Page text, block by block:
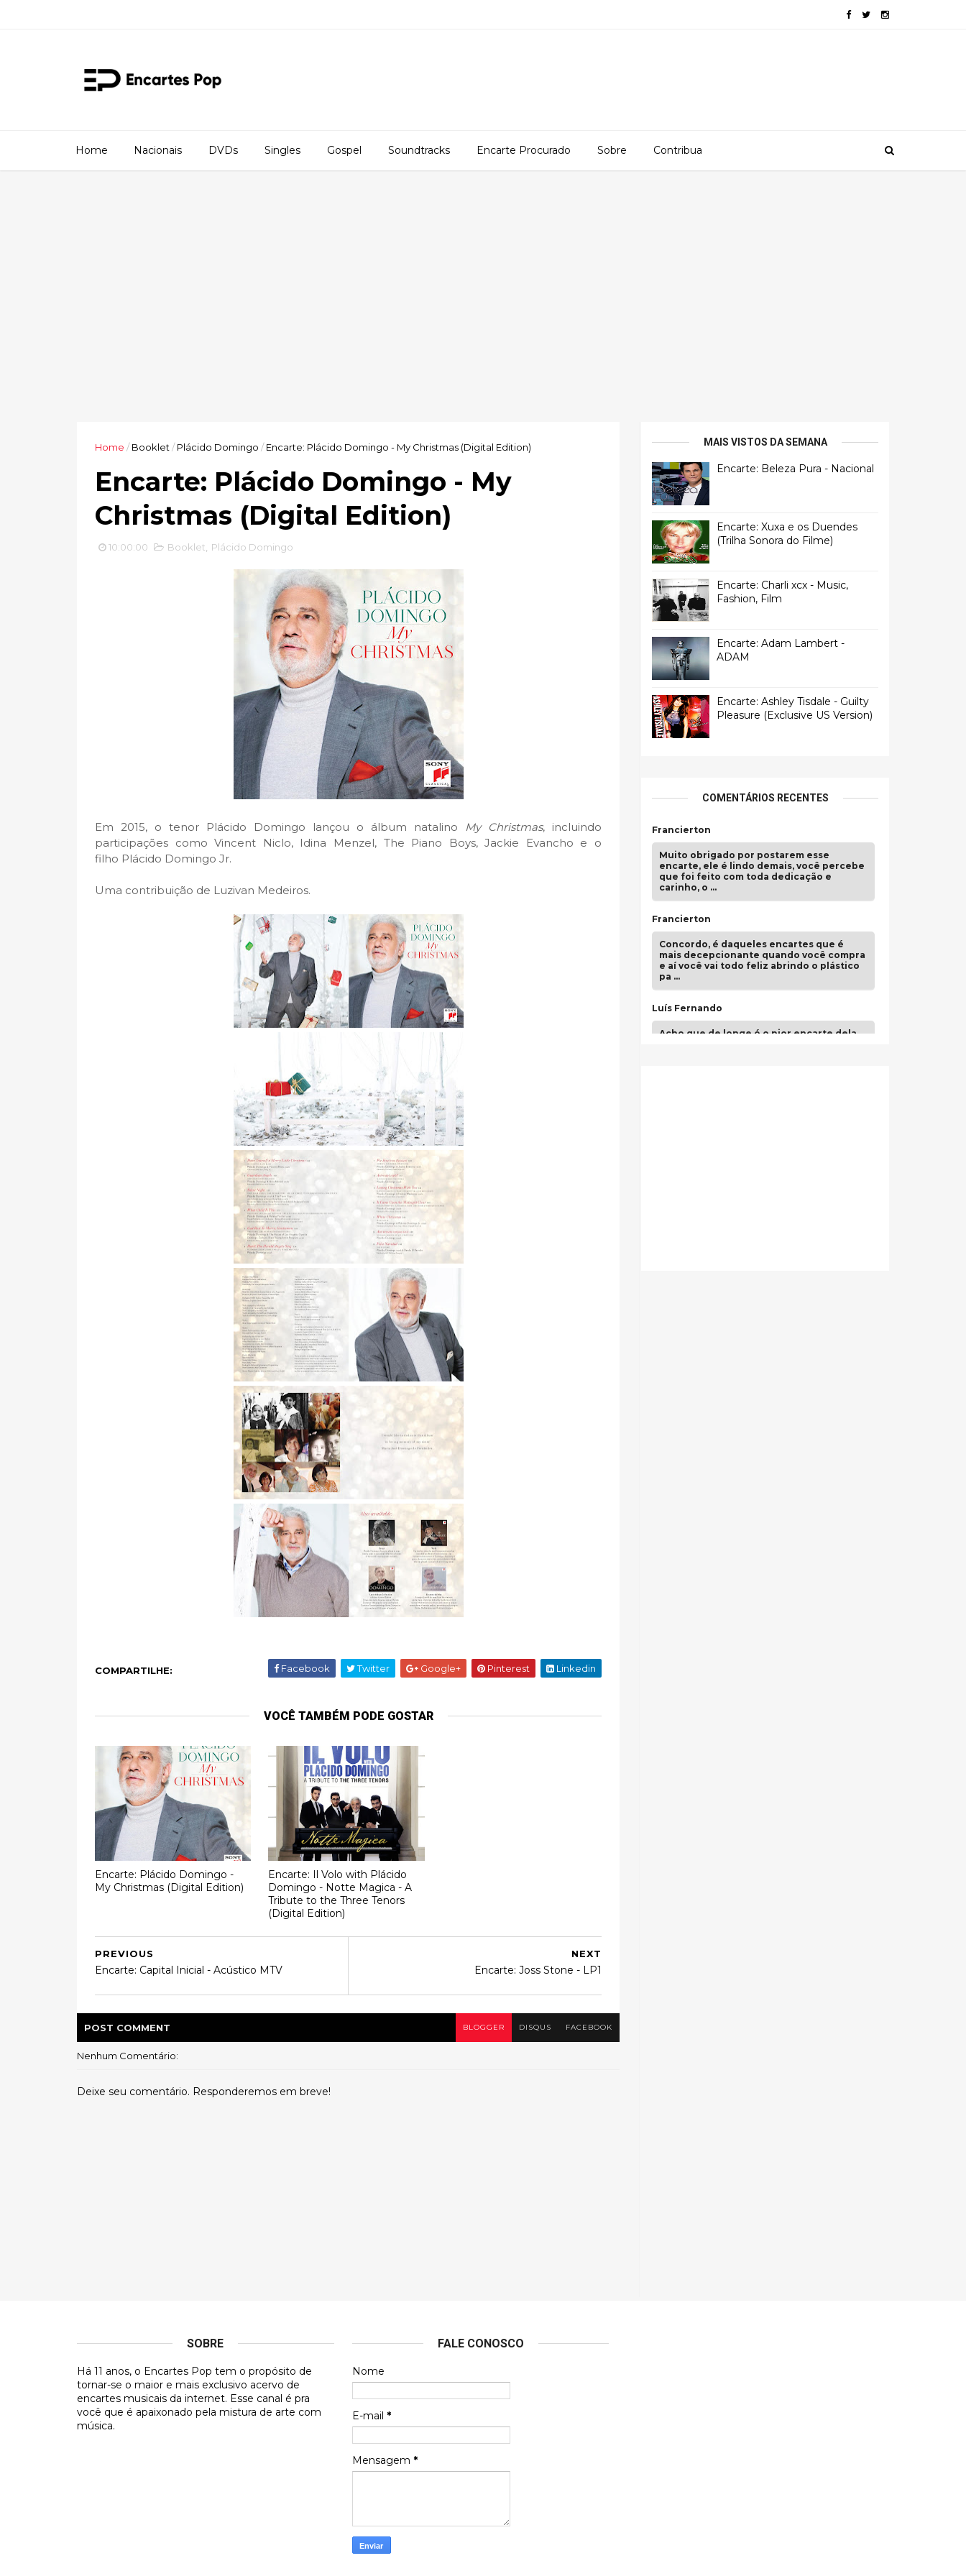
Home Nacionais DVDs Singles Gospel Soundtracks Encarte Procurado Sobre Contribua
Home / Booklet / Plácido Domingo / Encarte: Plácido Domingo - My Christmas (Digital Edition)
Encarte: Plácido Domingo - My
Christmas (Digital Edition)
10:00:00 Booklet Plácido Domingo
Em 2015, o tenor Plácido Domingo lançou o álbum natalino My Christmas, incluindo
participações como Vincent Niclo, Idina Menzel, The Piano Boys, Jackie Evancho e o
filho Plácido Domingo Jr.
Uma contribuição de Luzivan Medeiros.
COMPARTILHE: Facebook Twitter Google+ Pinterest Linkedin
VOCÊ TAMBÉM PODE GOSTAR
Encarte: Plácido Domingo -
My Christmas (Digital Edition)
Encarte: Il Volo with Plácido
Domingo - Notte Magica - A
Tribute to the Three Tenors
(Digital Edition)
NEXT
Encarte: Joss Stone - LP1
PREVIOUS
Encarte: Capital Inicial - Acústico MTV
POST COMMENT BLOGGER DISQUS FACEBOOK
Nenhum Comentário:
Deixe seu comentário. Responderemos em breve!
MAIS VISTOS DA SEMANA
Encarte: Beleza Pura - Nacional
Encarte: Xuxa e os Duendes
(Trilha Sonora do Filme)
Encarte: Charli xcx - Music,
Fashion, Film
Encarte: Adam Lambert -
ADAM
Encarte: Ashley Tisdale - Guilty
Pleasure (Exclusive US Version)
COMENTÁRIOS RECENTES
Francierton
Muito obrigado por postarem esse
encarte, ele é lindo demais, você percebe
que foi feito com toda dedicação e
carinho, o …
Francierton
Concordo, é daqueles encartes que é
mais decepcionante quando você compra
e aí você vai todo feliz abrindo o plástico
pa …
Luís Fernando
Acho que de longe é o pior encarte dela.
SOBRE
Há 11 anos, o Encartes Pop tem o propósito de
tornar-se o maior e mais exclusivo acervo de
encartes musicais da internet. Esse canal é pra
você que é apaixonado pela mistura de arte com
música.
FALE CONOSCO
Nome
E-mail *
Mensagem *